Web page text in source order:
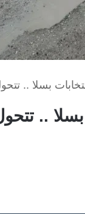
بسلا ..
..